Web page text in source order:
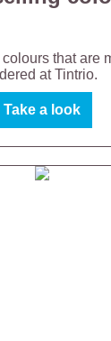
that are
at Tintrio.
Take a look